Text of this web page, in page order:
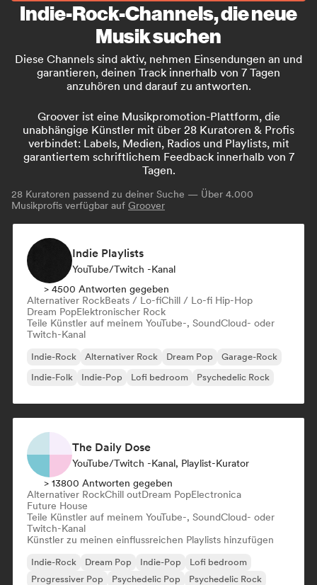
Indie-Rock-Channels, die neue
Musik suchen
Diese Channels sind aktiv, nehmen Einsendungen an und
garantieren, deinen Track innerhalb von 7 Tagen
anzuhören und darauf zu antworten.
Groover ist eine Musikpromotion-Plattform, die
unabhängige Künstler mit über 28 Kuratoren & Profis
verbindet: Labels, Medien, Radios und Playlists, mit
garantiertem schriftlichem Feedback innerhalb von 7
Tagen.
28 Kuratoren passend zu deiner Suche — Über 4.000
Musikprofis verfügbar auf Groover
Indie Playlists
YouTube/Twitch -Kanal
> 4500 Antworten gegeben
Alternativer RockBeats / Lo-fiChill / Lo-fi Hip-Hop
Dream PopElektronischer Rock
Teile Künstler auf meinem YouTube-, SoundCloud- oder
Twitch-Kanal
Indie-Rock Alternativer Rock Dream Pop
Garage-Rock
Indie-Folk
Indie-Pop Lofi bedroom Psychedelic Rock
The Daily Dose
YouTube/Twitch -Kanal, Playlist-Kurator
> 13800 Antworten gegeben
Alternativer RockChill outDream PopElectronica
Future House
Teile Künstler auf meinem YouTube-, SoundCloud- oder
Twitch-Kanal
Künstler zu meinen einflussreichen Playlists hinzufügen
Indie-Rock Dream Pop Indie-Pop
Lofi bedroom
Progressiver Pop
Psychedelic Pop
Psychedelic Rock